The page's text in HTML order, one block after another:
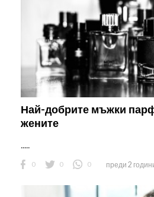
Най-добрите мъжки
жените
.....
0 0 0 преди 2